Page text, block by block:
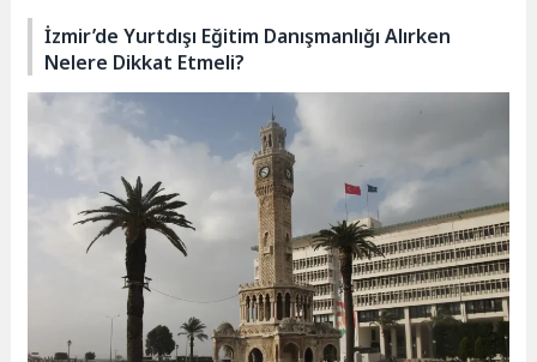
İzmir’de Yurtdışı Eğitim Danışmanlığı Alırken
Nelere Dikkat Etmeli?